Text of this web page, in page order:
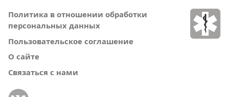
Политика в отношении обработки
персональных данных
Пользовательское соглашение
О сайте
Связаться с нами